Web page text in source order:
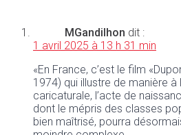
MGandilhon dit :
1 avril 2025 à 13 h 31 min
«En France, c’est le film
1974) qui illustre de manière
caricaturale, l’acte de
dont le mépris des classes
bien maîtrisé, pourra